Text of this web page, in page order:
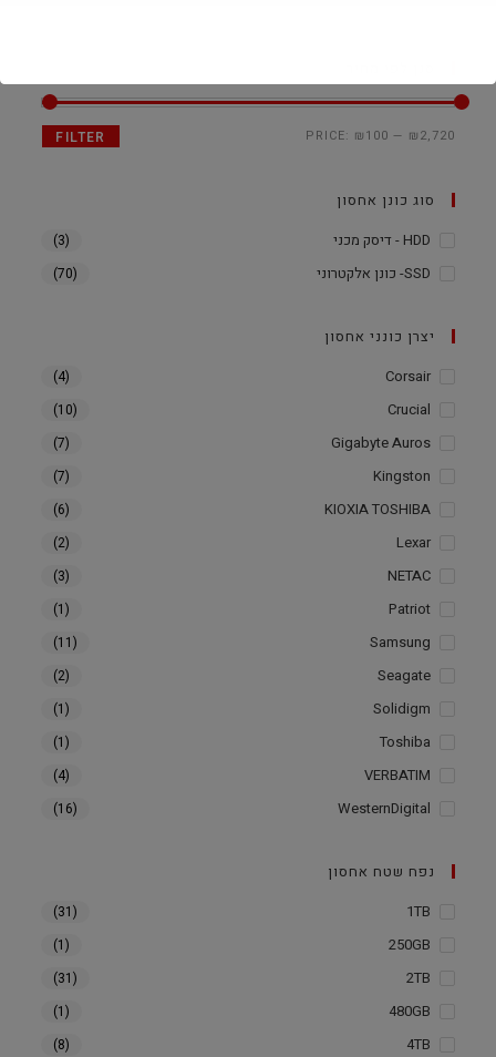
FILTER PRICE: ₪100 — ₪2,720
סוג כונן אחסון
HDD - דיסק מכני
(3)
SSD- כונן אלקטרוני (70)
יצרן כונני אחסון
Corsair
(4)
Crucial
(10)
Gigabyte Auros
(7)
Kingston
(7)
KIOXIA TOSHIBA
(6)
Lexar
(2)
NETAC
(3)
Patriot
(1)
Samsung
(11)
Seagate
(2)
Solidigm
(1)
Toshiba
(1)
VERBATIM
(4)
WesternDigital
(16)
נפח שטח אחסון
1TB
(31)
250GB
(1)
2TB
(31)
480GB
(1)
4TB
(8)